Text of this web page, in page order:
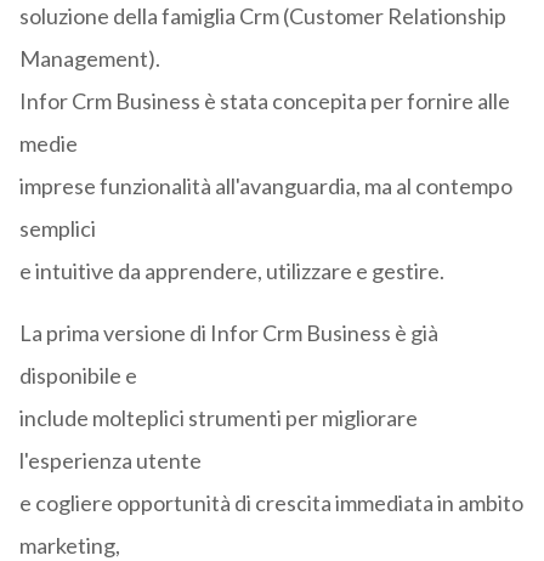
soluzione della famiglia Crm (Customer Relationship
Management).
Infor Crm Business è stata concepita per fornire alle
medie
imprese funzionalità all'avanguardia, ma al contempo
semplici
e intuitive da apprendere, utilizzare e gestire.
La prima versione di Infor Crm Business è già
disponibile e
include molteplici strumenti per migliorare
l'esperienza utente
e cogliere opportunità di crescita immediata in ambito
marketing,